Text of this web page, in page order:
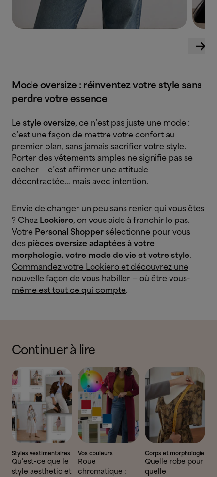
Mode oversize : réinventez votre style sans
perdre votre essence
Le style oversize, ce n’est pas juste une mode :
c’est une façon de mettre votre confort au
premier plan, sans jamais sacrifier votre style.
Porter des vêtements amples ne signifie pas se
cacher — c’est affirmer une attitude
décontractée… mais avec intention.
Envie de changer un peu sans renier qui vous êtes
? Chez Lookiero, on vous aide à franchir le pas.
Votre Personal Shopper sélectionne pour vous
des pièces oversize adaptées à votre
morphologie, votre mode de vie et votre style.
Commandez votre Lookiero et découvrez une
nouvelle façon de vous habiller — où être vous-
même est tout ce qui compte.
Continuer à lire
Styles vestimentaires
Qu’est-ce que le
style aesthetic et
Vos couleurs
Roue
chromatique :
Corps et morphologie
Quelle robe pour
quelle